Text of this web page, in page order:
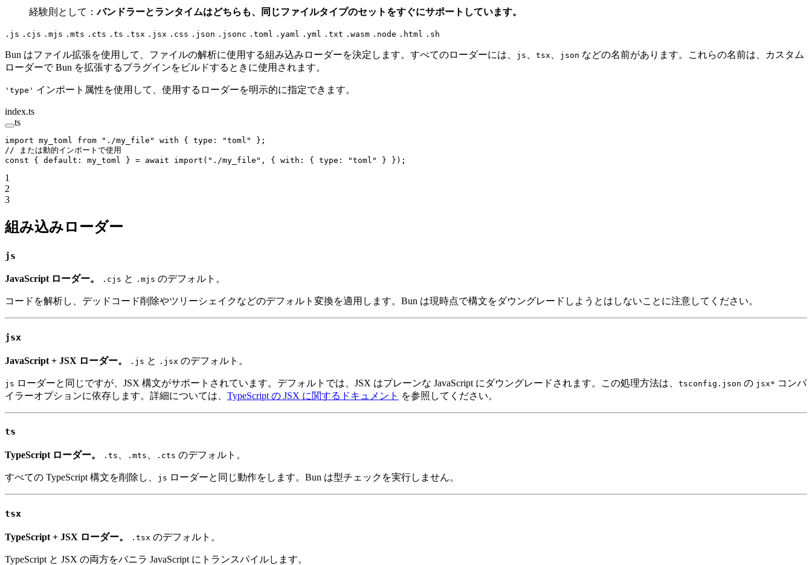
経験則として：バンドラーとランタイムはどちらも、同じファイルタイプのセットをすぐにサポートしています。
.js .cjs .mjs .mts .cts .ts .tsx .jsx .css .json .jsonc .toml .yaml .yml .txt .wasm .node .html .sh
Bun はファイル拡張を使用して、ファイルの解析に使用する組み込みローダーを決定します。すべてのローダーには、 js tsx json などの名前があります。これらの名前は、カスタム
ローダーで Bun を拡張するプラグインをビルドするときに使用されます。
'type' インポート属性を使用して、使用するローダーを明示的に指定できます。
index.ts
ts
import my_toml from "./my_file" with { type: "toml"
};
// または動的インポートで使用
const { default : my_toml } = await import ( "./my_file" , { with: { type: "toml" } });
1
2
3
組み込みローダー
js
JavaScript ローダー。 .cjs と .mjs のデフォルト。
コードを解析し、デッドコード削除やツリーシェイクなどのデフォルト変換を適用します。Bun は現時点で構文をダウングレードしようとはしないことに注意してください。
jsx
JavaScript + JSX ローダー。 .js と .jsx のデフォルト。
js ローダーと同じですが、JSX 構文がサポートされています。デフォルトでは、JSX はプレーンな JavaScript にダウングレードされます。この処理方法は、 tsconfig.json の jsx* コンパ
イラーオプションに依存します。詳細については、 TypeScript の JSX に関するドキュメント を参照してください。
ts
TypeScript ローダー。 .ts .mts .cts のデフォルト。
すべての TypeScript 構文を削除し、 js ローダーと同じ動作をします。Bun は型チェックを実行しません。
tsx
TypeScript + JSX ローダー。 .tsx のデフォルト。
TypeScript と JSX の両方をバニラ JavaScript にトランスパイルします。